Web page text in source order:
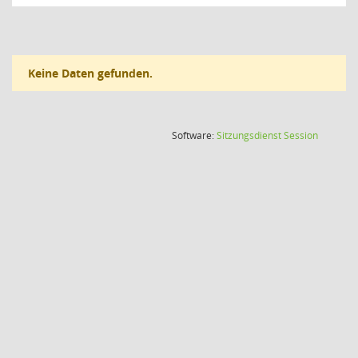
Keine Daten gefunden.
Software:SitzungsdienstSession(Wird in